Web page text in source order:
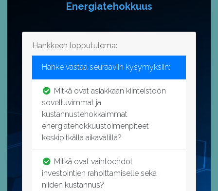
Energiatehokkuus
Hankkeen lopputulema:
Hanke vastaa seuraaviin kysymyksiin:
Mitkä ovat asiakkaan kiinteistöön
soveltuvimmat ja
kustannustehokkaimmat
energiatehokkuustoimenpiteet
keskipitkällä aikavälillä?
Mitkä ovat vaihtoehdot
investointien rahoittamiselle sekä
niiden kustannus?